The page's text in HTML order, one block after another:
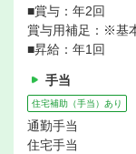
■賞与：年2回
賞与用補足：※基
■昇給：年1回
手当
住宅補助（手当）あり
通勤手当
住宅手当